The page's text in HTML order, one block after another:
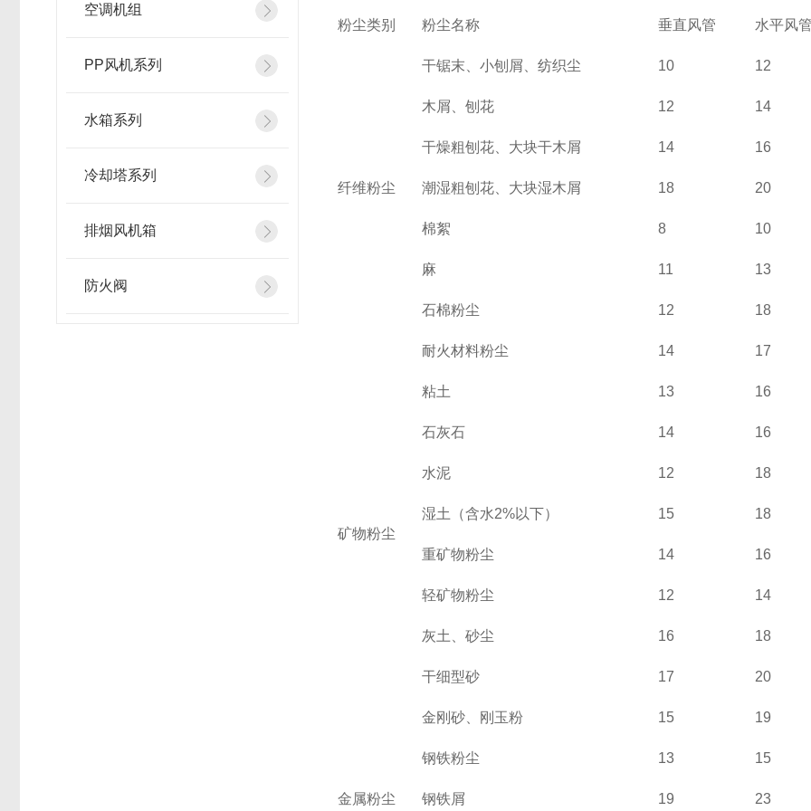
空调机组
PP风机系列
水箱系列
冷却塔系列
排烟风机箱
防火阀
粉尘类别 粉尘名称 垂直风管 水平风
纤维粉尘
干锯末、小刨屑、纺织尘 10 12
木屑、刨花 12 14
干燥粗刨花、大块干木屑 14 16
潮湿粗刨花、大块湿木屑 18 20
棉絮 8 10
麻 11 13
石棉粉尘 12 18
矿物粉尘
耐火材料粉尘 14 17
粘土 13 16
石灰石 14 16
水泥 12 18
湿土（含水2%以下） 15 18
重矿物粉尘 14 16
轻矿物粉尘 12 14
灰土、砂尘 16 18
干细型砂 17 20
金刚砂、刚玉粉 15 19
金属粉尘
钢铁粉尘 13 15
钢铁屑 19 23